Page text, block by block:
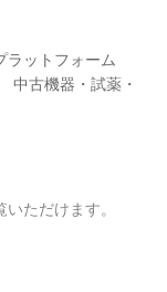
ラットフォーム
中古機器・試薬・
ただけます。